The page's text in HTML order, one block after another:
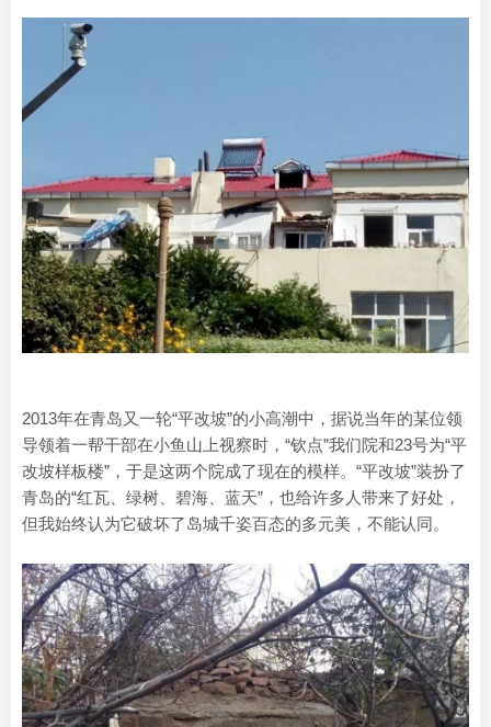
2013年在青岛又一轮“平改坡”的小高潮中，据说当年的某位领
导领着一帮干部在小鱼山上视察时，“钦点”我们院和23号为“平
改坡样板楼”，于是这两个院成了现在的模样。“平改坡”装扮了
青岛的“红瓦、绿树、碧海、蓝天”，也给许多人带来了好处，
但我始终认为它破坏了岛城千姿百态的多元美，不能认同。